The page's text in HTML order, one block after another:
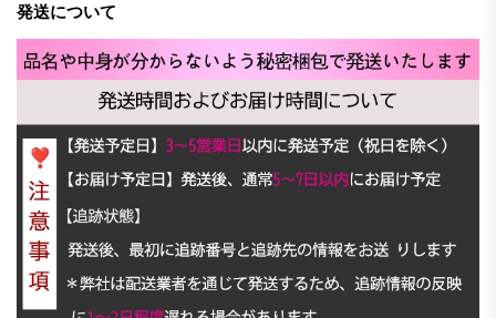
発送について